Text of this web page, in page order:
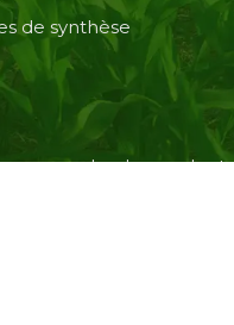
de synthèse
comme des drones,